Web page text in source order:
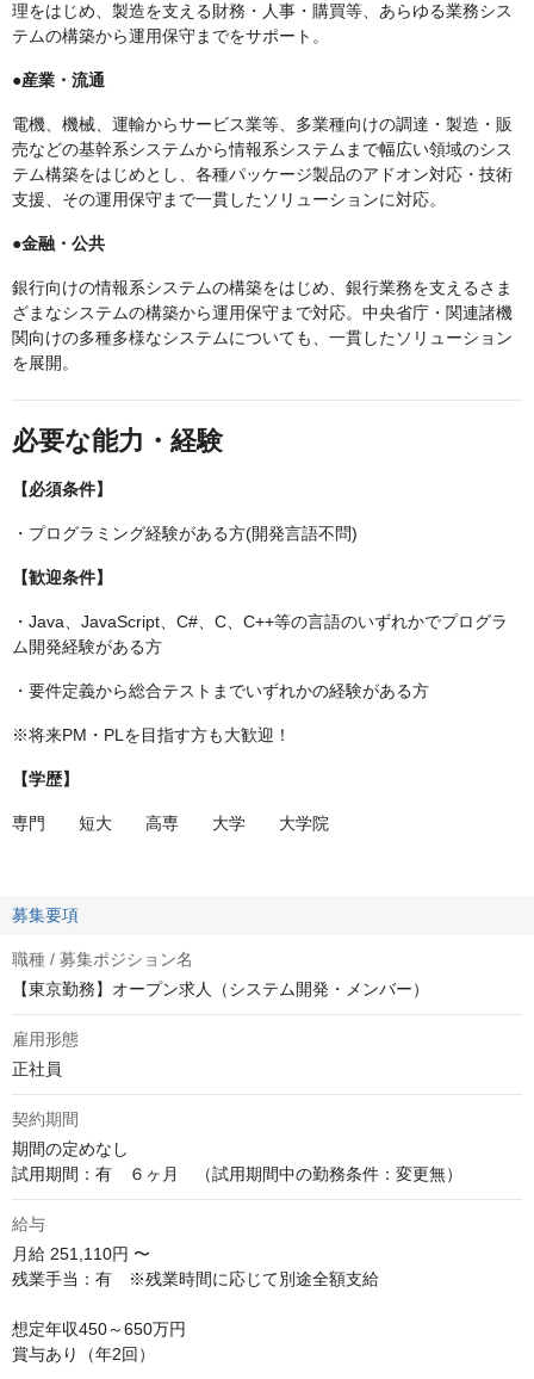
理をはじめ、製造を支える財務・人事・購買等、あらゆる業務シス
テムの構築から運用保守までをサポート。
●産業・流通
電機、機械、運輸からサービス業等、多業種向けの調達・製造・販
売などの基幹系システムから情報系システムまで幅広い領域のシス
テム構築をはじめとし、各種パッケージ製品のアドオン対応・技術
支援、その運用保守まで一貫したソリューションに対応。
●金融・公共
銀行向けの情報系システムの構築をはじめ、銀行業務を支えるさま
ざまなシステムの構築から運用保守まで対応。中央省庁・関連諸機
関向けの多種多様なシステムについても、一貫したソリューション
を展開。
必要な能力・経験
【必須条件】
・プログラミング経験がある方(開発言語不問)
【歓迎条件】
・Java、JavaScript、C#、C、C++等の言語のいずれかでプログラ
ム開発経験がある方
・要件定義から総合テストまでいずれかの経験がある方
※将来PM・PLを目指す方も大歓迎！
【学歴】
専門 短大 高専 大学 大学院
募集要項
職種 / 募集ポジション名
【東京勤務】オープン求人（システム開発・メンバー）
雇用形態
正社員
契約期間
期間の定めなし
試用期間：有　６ヶ月　（試用期間中の勤務条件：変更無）
給与
月給 251,110円 〜
残業手当：有　※残業時間に応じて別途全額支給
想定年収450～650万円
賞与あり（年2回）